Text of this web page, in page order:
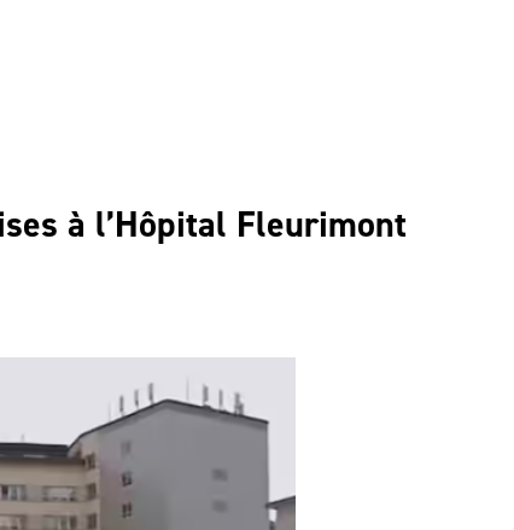
à l’Hôpital Fleurimont